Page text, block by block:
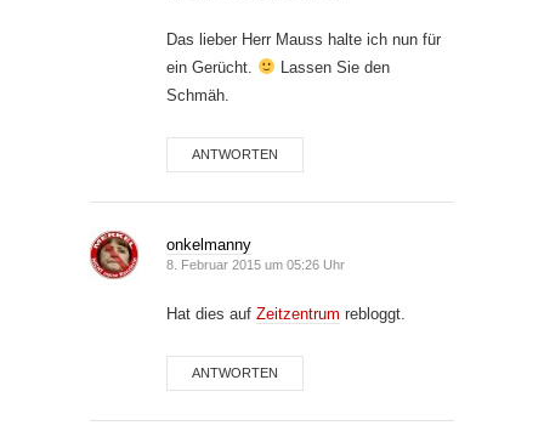
Das lieber Herr Mauss halte ich nun für
ein Gerücht.
Lassen Sie den
Schmäh.
ANTWORTEN
onkelmanny
8. Februar 2015 um 05:26 Uhr
Hat dies auf Zeitzentrum rebloggt.
ANTWORTEN